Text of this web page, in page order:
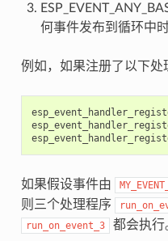
何事件发布到循环中
例如，如果注册了以下处
如果假设事件由
则三个处理程序
run_on_event_3 都会执行